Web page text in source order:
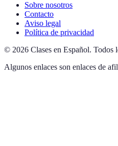
Sobre nosotros
Contacto
Aviso legal
Política de privacidad
© 2026 Clases en Español. Todos
Algunos enlaces son enlaces de